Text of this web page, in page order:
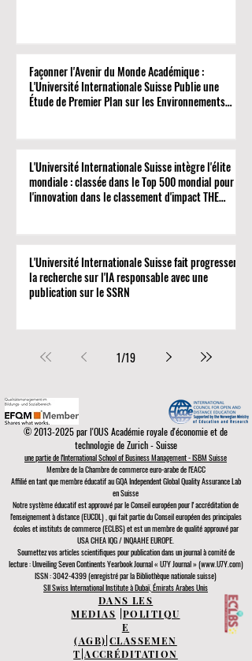
Façonner l'Avenir du Monde Académique :
L'Université Internationale Suisse Publie une
Étude de Premier Plan sur les Environnements
L'Université Internationale Suisse intègre l'élite
mondiale : classée dans le Top 500 mondial pour
l'innovation dans le classement d'impact THE
L'Université Internationale Suisse fait progresser
la recherche sur l'IA responsable avec une
publication sur le SSRN
1/19
©2013-2025par l'OUS Académie royale d'économie et de
technologie de Zurich - Suisse
une partie de l'International School of Business Management - ISBM Suisse
Membre de la Chambre de commerce euro-arabe de l'EACC
Affilié en tant que membre éducatif au GQA Independent Global Quality Assurance Lab
en Suisse
Notre système éducatif est approuvé par leConseil européen pour l'accréditation de
l'enseignement à distance (EUCDL), qui fait partie duConseil européen des principales
écoles et instituts de commerce (ECLBS)et est un membre de qualité approuvé par
USA CHEA IQG / INQAAHE EUROPE.
Soumettez vos articles scientifiques pour publication dans un journal à comité de
lecture : Unveiling Seven Continents Yearbook Journal « U7Y Journal » (www.U7Y.com)
ISSN : 3042-4399 (enregistré par la Bibliothèque nationale suisse)
SII Swiss International Institute à Dubaï, Émirats Arabes Unis
DANS LES
MEDIAS
POLITIQU
E
(AGB) CLASSEMEN
T |ACCRÉDITATION